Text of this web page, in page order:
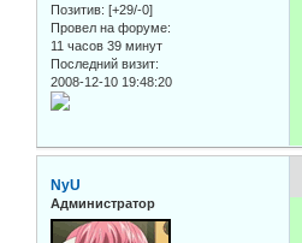
Позитив: [+29/-0]
Провел на форуме:
11 часов 39 минут
Последний визит:
2008-12-10 19:48:20
NyU
Администратор